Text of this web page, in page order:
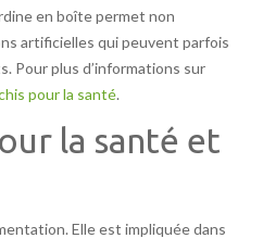
en boîte permet non
artificielles qui peuvent parfois
Pour plus d’informations sur
pour la santé.
la santé et
Elle est impliquée dans